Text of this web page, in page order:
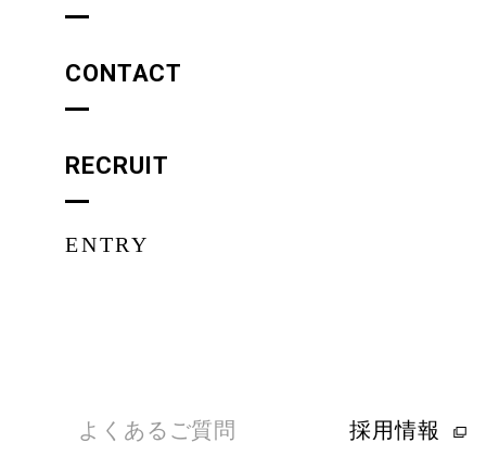
CONTACT
RECRUIT
ENTRY
よくあるご質問 採用情報